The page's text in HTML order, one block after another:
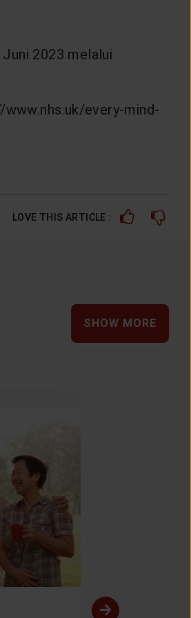
2023 melalui
every-mind-
LOVE THIS ARTICLE :
SHOW MORE